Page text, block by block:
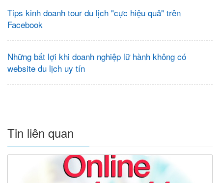
Tips kinh doanh tour du lịch "cực hiệu quả" trên
Facebook
Những bất lợi khi doanh nghiệp lữ hành không có
website du lịch uy tín
Tin liên quan